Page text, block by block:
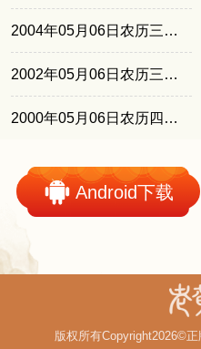
2004年05月06日农历三月十八
2002年05月06日农历三月廿四
2000年05月06日农历四月初三
Android下载
版权所有Copyright2026©